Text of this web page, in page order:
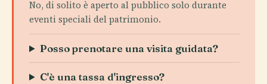
No, di solito è aperto al pubblico solo durante
eventi speciali del patrimonio.
Posso prenotare una visita guidata?
C'è una tassa d'ingresso?